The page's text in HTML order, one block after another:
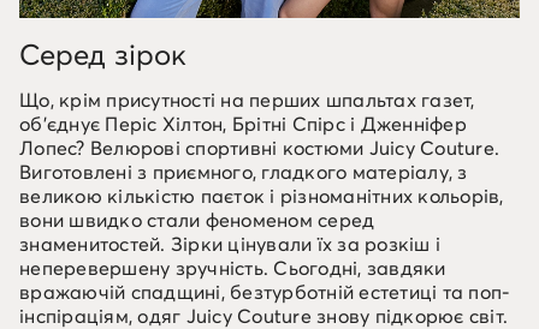
Серед зірок
Що, крім присутності на перших шпальтах газет,
об'єднує Періс Хілтон, Брітні Спірс і Дженніфер
Лопес? Велюрові спортивні костюми Juicy Couture.
Виготовлені з приємного, гладкого матеріалу, з
великою кількістю паєток і різноманітних кольорів,
вони швидко стали феноменом серед
знаменитостей. Зірки цінували їх за розкіш і
неперевершену зручність. Сьогодні, завдяки
вражаючій спадщині, безтурботній естетиці та поп-
інспіраціям, одяг Juicy Couture знову підкорює світ.